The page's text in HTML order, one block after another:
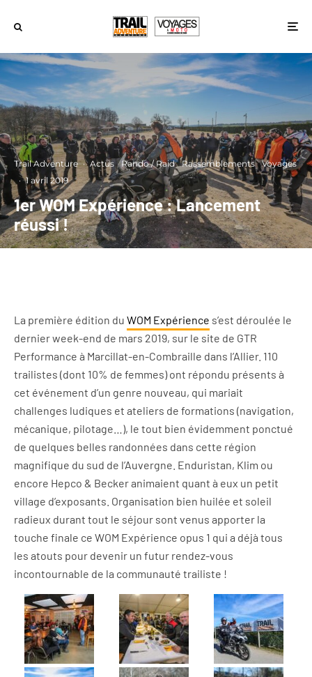
Trail Adventure · Actus Rando / Raid Rassemblements
Voyages
· 1 avril 2019
1er WOM Expérience : Lancement
réussi !
La première édition du WOM Expérience s’est déroulée le
dernier week-end de mars 2019, sur le site de GTR
Performance à Marcillat-en-Combraille dans l’Allier. 110
trailistes (dont 10% de femmes) ont répondu présents à
cet événement d’un genre nouveau, qui mariait
challenges ludiques et ateliers de formations (navigation,
mécanique, pilotage…), le tout bien évidemment ponctué
de quelques belles randonnées dans cette région
magnifique du sud de l’Auvergne. Enduristan, Klim ou
encore Hepco & Becker animaient quant à eux un petit
village d’exposants. Organisation bien huilée et soleil
radieux durant tout le séjour sont venus apporter la
touche finale ce WOM Expérience opus 1 qui a déjà tous
les atouts pour devenir un futur rendez-vous
incontournable de la communauté trailiste !